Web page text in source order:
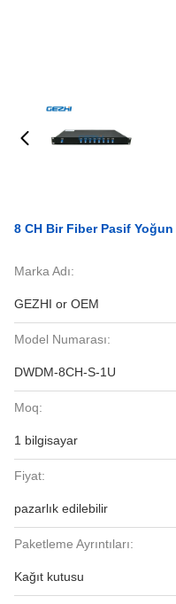
8 CH Bir Fiber Pasif
Marka Adı:
GEZHI or OEM
Model Numarası:
DWDM-8CH-S-1U
Moq:
1 bilgisayar
Fiyat:
pazarlık edilebilir
Paketleme Ayrıntıları:
Kağıt kutusu